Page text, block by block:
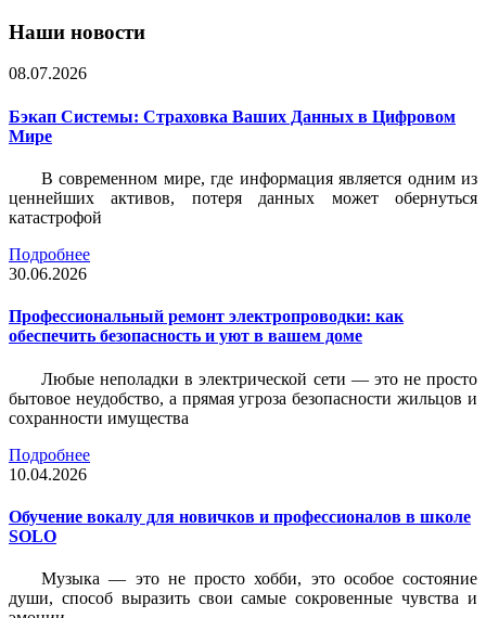
Наши новости
08.07.2026
Бэкап Системы: Страховка Ваших Данных в Цифровом
Мире
В современном мире, где информация является одним из
ценнейших активов, потеря данных может обернуться
катастрофой
Подробнее
30.06.2026
Профессиональный ремонт электропроводки: как
обеспечить безопасность и уют в вашем доме
Любые неполадки в электрической сети — это не просто
бытовое неудобство, а прямая угроза безопасности жильцов и
сохранности имущества
Подробнее
10.04.2026
Обучение вокалу для новичков и профессионалов в школе
SOLO
Музыка — это не просто хобби, это особое состояние
души, способ выразить свои самые сокровенные чувства и